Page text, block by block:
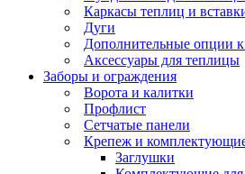
Каркасы теплиц и
Дуги
Дополнительные опции
Аксессуары для теплицы
Заборы и ограждения
Ворота и калитки
Профлист
Сетчатые панели
Крепеж и комплектующие
Заглушки